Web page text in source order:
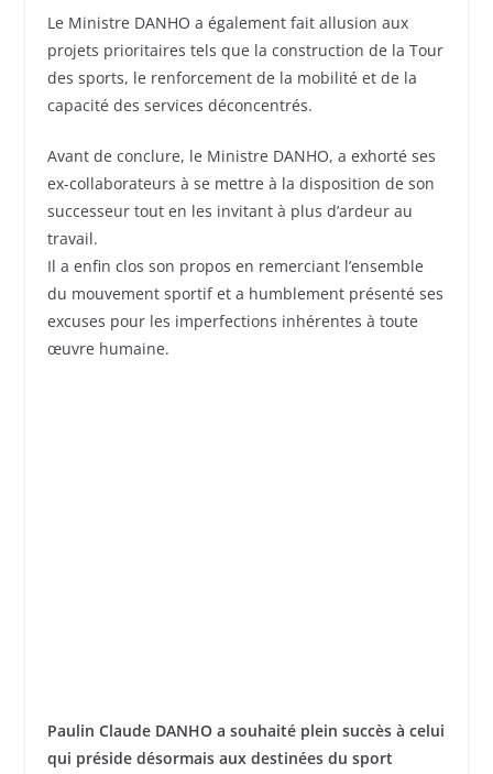
Le Ministre DANHO a également fait allusion aux
projets prioritaires tels que la construction de la Tour
des sports, le renforcement de la mobilité et de la
capacité des services déconcentrés.
Avant de conclure, le Ministre DANHO, a exhorté ses
ex-collaborateurs à se mettre à la disposition de son
successeur tout en les invitant à plus d’ardeur au
travail.
Il a enfin clos son propos en remerciant l’ensemble
du mouvement sportif et a humblement présenté ses
excuses pour les imperfections inhérentes à toute
œuvre humaine.
Paulin Claude DANHO a souhaité plein succès à celui
qui préside désormais aux destinées du sport